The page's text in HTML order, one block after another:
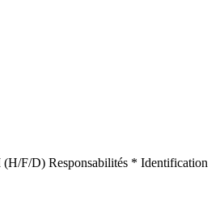
(H/F/D) Responsabilités * Identification